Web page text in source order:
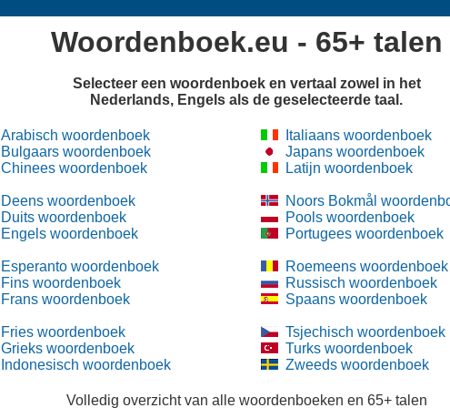
Woordenboek.eu - 65+ talen
Selecteer een woordenboek en vertaal zowel in het
Nederlands, Engels als de geselecteerde taal.
Arabisch woordenboek
Bulgaars woordenboek
Chinees woordenboek
Deens woordenboek
Duits woordenboek
Engels woordenboek
Esperanto woordenboek
Fins woordenboek
Frans woordenboek
Fries woordenboek
Grieks woordenboek
Indonesisch woordenboek
Italiaans woordenboek
Japans woordenboek
Latijn woordenboek
Noors Bokmål
Pools woordenboek
Portugees woordenboek
Roemeens woordenboek
Russisch woordenboek
Spaans woordenboek
Tsjechisch woordenboek
Turks woordenboek
Zweeds woordenboek
Volledig overzicht van alle woordenboeken en 65+ talen